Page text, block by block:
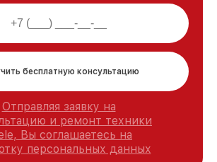
бесплатную консультацию
Отправляя заявку на
и ремонт техники
Вы соглашаетесь на
персональных данных